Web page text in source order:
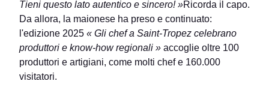
Tieni questo lato autentico e sincero! »Ricorda il capo.
Da allora, la maionese ha preso e continuato:
l'edizione 2025 « Gli chef a Saint-Tropez celebrano
produttori e know-how regionali » accoglie oltre 100
produttori e artigiani, come molti chef e 160.000
visitatori.